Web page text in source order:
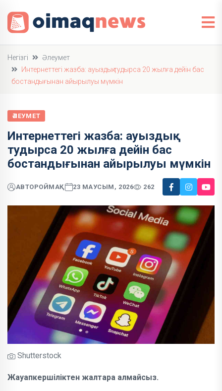
Негізгі
Әлеумет
Интернеттегі жазба: ауыздық тудырса 20 жылға дейін бас
бостандығынан айырылуы мүмкін
ӘЛЕУМЕТ
Интернеттегі жазба: ауыздық
тудырса 20 жылға дейін бас
бостандығынан айырылуы мүмкін
АВТОРОЙМАҚ 23 МАУСЫМ, 2026 262
Shutterstock
Жауапкершіліктен жалтара алмайсыз.